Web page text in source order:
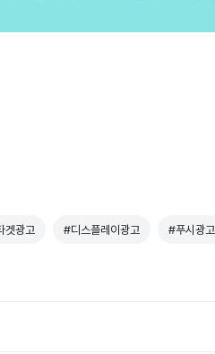
겟광고 #디스플레이광고 #푸시광고